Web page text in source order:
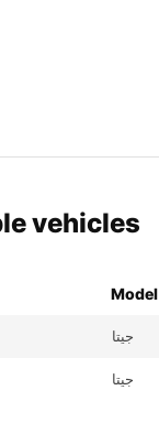
vehicles
Model
جيتا
جيتا